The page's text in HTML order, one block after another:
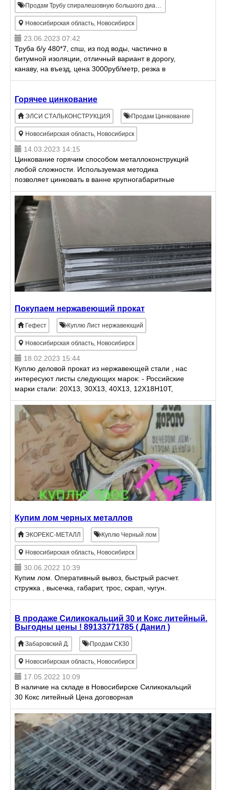
Продам Трубу спиралешовную большого диаметра
Новосибирская область, Новосибирск
23.06.2023 07:42
Труба б/у 480*7, спш, из под воды, частично в
битумной изоляции, отличный вариант в дорогу,
канаву, на въезд, цена 3000руб/метр, резка в
размер, в наличии в Новосибирске. Доставка.
Горячее цинкование
ЭЛСИ СТАЛЬКОНСТРУКЦИЯ Продам Цинкование
Новосибирская область, Новосибирск
14.03.2023 14:15
Цинкование горячим способом металлоконструкций
любой сложности. Используемая методика
позволяет цинковать в ванне крупногабаритные
изделия, металлоконструкции с движущимися
компонентами, замасленную п
Покупаем нержавеющий прокат
Гефест Куплю Лист нержавеющий
Новосибирская область, Новосибирск
18.02.2023 15:44
Куплю деловой прокат из нержавеющей стали , нас
интересуют листы следующих марок: - Российские
марки стали: 20Х13, 30Х13, 40Х13, 12Х18Н10Т,
10Х17Н13М2T, 20Х23Н18, 14Х17Н2, ХН78Т, 95Х18 -
Зарубежные ма
Купим лом черных металлов
ЭКОРЕКС-МЕТАЛЛ Куплю Черный лом
Новосибирская область, Новосибирск
30.06.2022 10:39
Купим лом. Оперативный вывоз, быстрый расчет.
стружка , высечка, габарит, трос, скрап, чугун.
В продаже Силикокальций 30 и Кокс литейный.
Выгодны цены ! 89133771785 ( Данил )
Забаровский Д. Продам СК30
Новосибирская область, Новосибирск
17.05.2022 10:09
В наличие на складе в Новосибирске Силикокальций
30 Кокс литейный Цена договорная